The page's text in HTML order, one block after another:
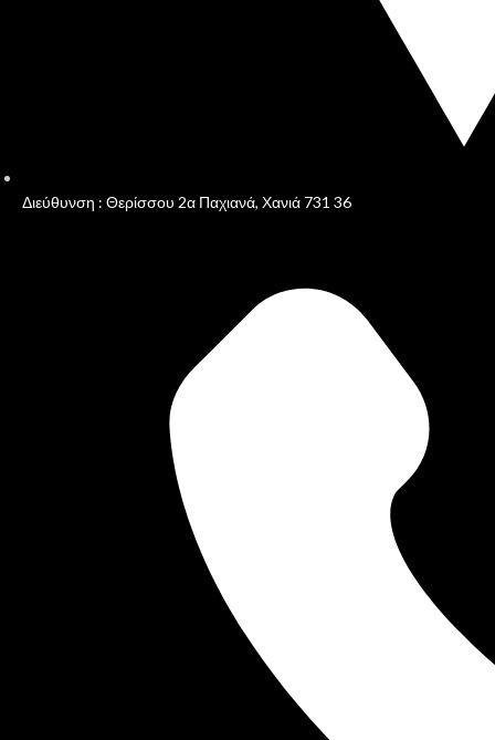
Διεύθυνση : Θερίσσου 2α Παχιανά, Χανιά 731 36